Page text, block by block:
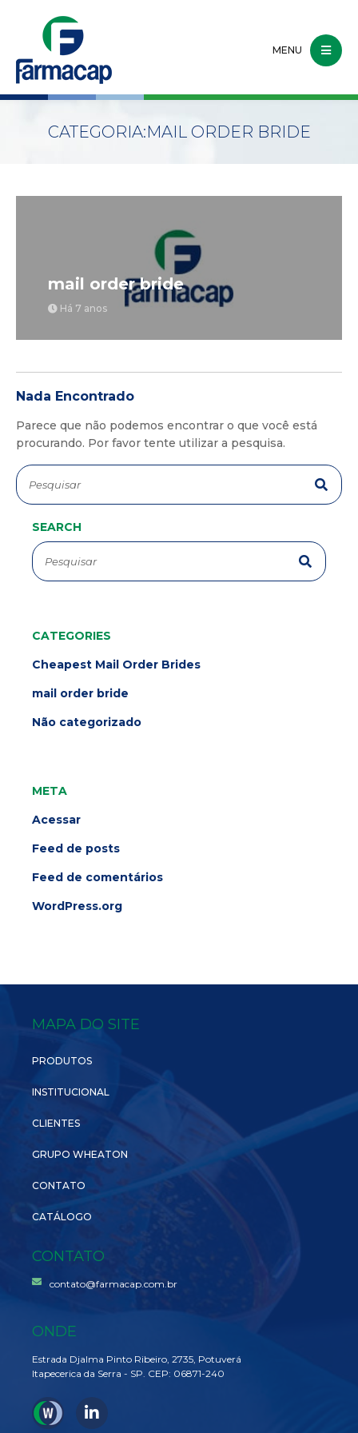
MENU
CATEGORIA:MAIL ORDER BRIDE
mail order bride
Há 7 anos
Nada Encontrado
Parece que não podemos encontrar o que você está
procurando. Por favor tente utilizar a pesquisa.
SEARCH
CATEGORIES
Cheapest Mail Order Brides
mail order bride
Não categorizado
META
Acessar
Feed de posts
Feed de comentários
WordPress.org
MAPA DO SITE
PRODUTOS
INSTITUCIONAL
CLIENTES
GRUPO WHEATON
CONTATO
CATÁLOGO
CONTATO
contato@farmacap.com.br
ONDE
Estrada Djalma Pinto Ribeiro, 2735, Potuverá
Itapecerica da Serra - SP. CEP: 06871-240